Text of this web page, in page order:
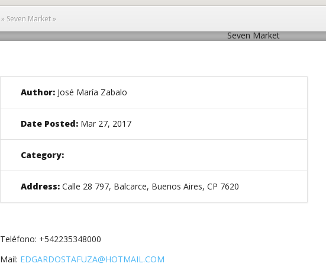
» Seven Market»
Seven Market
Author: José María Zabalo
Date Posted: Mar 27, 2017
Category:
Address: Calle 28 797, Balcarce, Buenos Aires, CP 7620
Teléfono: +542235348000
Mail: EDGARDOSTAFUZA@HOTMAIL.COM